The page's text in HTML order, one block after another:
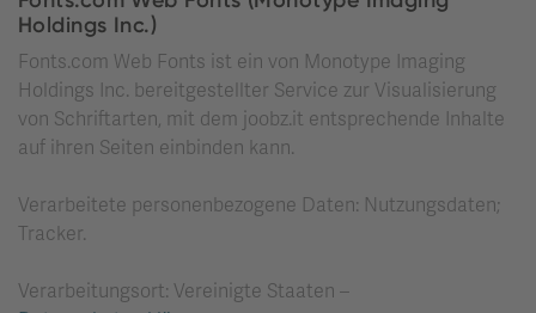
Holdings Inc.)
Fonts.com Web Fonts ist ein von Monotype Imaging
Holdings Inc. bereitgestellter Service zur Visualisierung
von Schriftarten, mit dem joobz.it entsprechende Inhalte
auf ihren Seiten einbinden kann.
Verarbeitete personenbezogene Daten: Nutzungsdaten;
Tracker.
Verarbeitungsort: Vereinigte Staaten –